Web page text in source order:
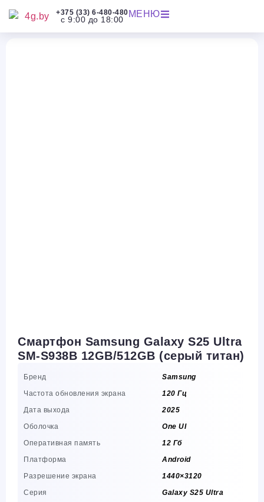
+375 (33) 6-480-480
с 9:00 до 18:00
МЕНЮ
Смартфон Samsung Galaxy S25 Ultra
SM-S938B 12GB/512GB (серый титан)
Бренд
Samsung
Частота обновления экрана
120 Гц
Дата выхода
2025
Оболочка
One UI
Оперативная память
12 Гб
Платформа
Android
Разрешение экрана
1440×3120
Серия
Galaxy S25 Ultra